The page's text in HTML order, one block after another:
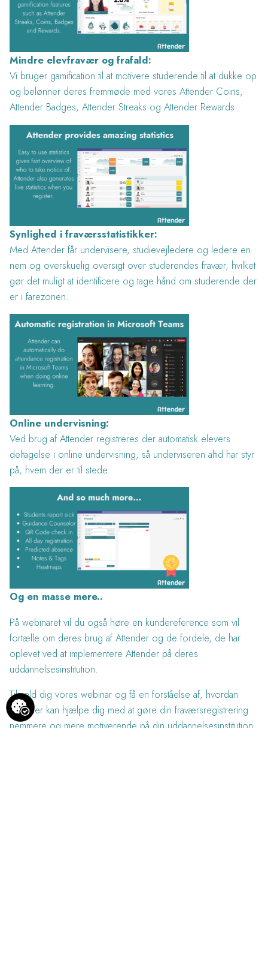
Mindre elevfravær og frafald:
Vi bruger gamification til at motivere studerende til at dukke op
og belønner deres fremmøde med vores Attender Coins,
Attender Badges, Attender Streaks og Attender Rewards.
Synlighed i fraværsstatistikker:
Med Attender får undervisere, studievejledere og ledere en
nem og overskuelig oversigt over studerendes fravær, hvilket
gør det muligt at identificere og tage hånd om studerende der
er i farezonen.
Online undervisning:
Ved brug af Attender registreres der automatisk elevers
deltagelse i online undervisning, så underviseren altid har styr
på, hvem der er til stede.
Og en masse mere..
På webinaret vil du også høre en kundereference som vil
fortælle om deres brug af Attender og de fordele, de har
oplevet ved at implementere Attender på deres
uddannelsesinstitution.
Tilmeld dig vores webinar og få en forståelse af, hvordan
Attender kan hjælpe dig med at gøre din fraværsregistrering
nemmere og mere motiverende på din uddannelsesinstitution.